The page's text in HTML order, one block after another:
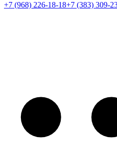
+7 (968) 226-18-18+7 (383) 309-